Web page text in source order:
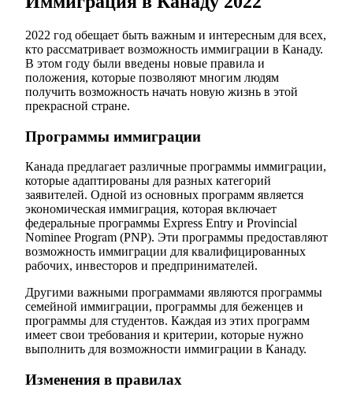
2022 год обещает быть важным и интересным для всех,
кто рассматривает возможность иммиграции в Канаду.
В этом году были введены новые правила и
положения, которые позволяют многим людям
получить возможность начать новую жизнь в этой
прекрасной стране.
Программы иммиграции
Канада предлагает различные программы иммиграции,
которые адаптированы для разных категорий
заявителей. Одной из основных программ является
экономическая иммиграция, которая включает
федеральные программы Express Entry и Provincial
Nominee Program (PNP). Эти программы предоставляют
возможность иммиграции для квалифицированных
рабочих, инвесторов и предпринимателей.
Другими важными программами являются программы
семейной иммиграции, программы для беженцев и
программы для студентов. Каждая из этих программ
имеет свои требования и критерии, которые нужно
выполнить для возможности иммиграции в Канаду.
Изменения в правилах